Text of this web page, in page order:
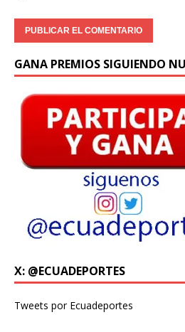
GANA PREMIOS SIGUIENDO
X: @ECUADEPORTES
Tweets por Ecuadeportes